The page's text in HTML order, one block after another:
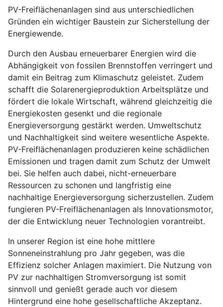
PV-Freiflächenanlagen sind aus unterschiedlichen
Gründen ein wichtiger Baustein zur Sicherstellung der
Energiewende.
Durch den Ausbau erneuerbarer Energien wird die
Abhängigkeit von fossilen Brennstoffen verringert und
damit ein Beitrag zum Klimaschutz geleistet. Zudem
schafft die Solarenergieproduktion Arbeitsplätze und
fördert die lokale Wirtschaft, während gleichzeitig die
Energiekosten gesenkt und die regionale
Energieversorgung gestärkt werden. Umweltschutz
und Nachhaltigkeit sind weitere wesentliche Aspekte.
PV-Freiflächenanlagen produzieren keine schädlichen
Emissionen und tragen damit zum Schutz der Umwelt
bei. Sie helfen auch dabei, nicht-erneuerbare
Ressourcen zu schonen und langfristig eine
nachhaltige Energieversorgung sicherzustellen. Zudem
fungieren PV-Freiflächenanlagen als Innovationsmotor,
der die Entwicklung neuer Technologien vorantreibt.
In unserer Region ist eine hohe mittlere
Sonneneinstrahlung pro Jahr gegeben, was die
Effizienz solcher Anlagen maximiert. Die Nutzung von
PV zur nachhaltigen Stromversorgung ist somit
sinnvoll und genießt gerade auch vor diesem
Hintergrund eine hohe gesellschaftliche Akzeptanz.